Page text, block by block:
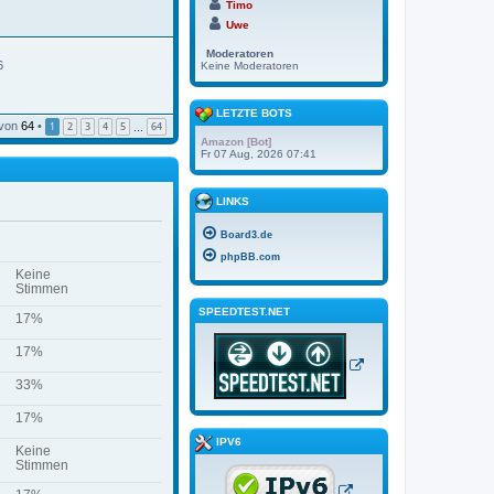
64 • 1 2 3 4 5 … 64
Keine
Stimmen
17%
17%
33%
17%
Keine
Stimmen
Timo
Uwe
Moderatoren
Keine Moderatoren
LETZTE BOTS
Amazon [Bot]
Fr 07 Aug, 2026 07:41
LINKS
Board3.de
phpBB.com
SPEEDTEST.NET
IPV6